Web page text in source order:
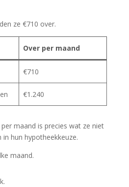
ze €710 over.
Over per maand
€710
€1.240
maand is precies wat ze niet
hun hypotheekkeuze.
maand.